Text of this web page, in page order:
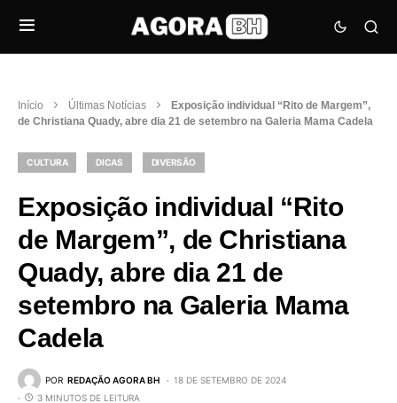
Início Últimas Notícias
Exposição individual “Rito de Margem”,
de Christiana Quady, abre dia 21 de setembro na Galeria Mama Cadela
CULTURA DICAS DIVERSÃO
Exposição individual “Rito
de Margem”, de Christiana
Quady, abre dia 21 de
setembro na Galeria Mama
Cadela
POR REDAÇÃO AGORA BH
18 DE SETEMBRO DE 2024
3 MINUTOS DE LEITURA